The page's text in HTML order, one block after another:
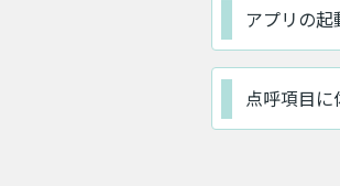
アプリの
点呼項目に